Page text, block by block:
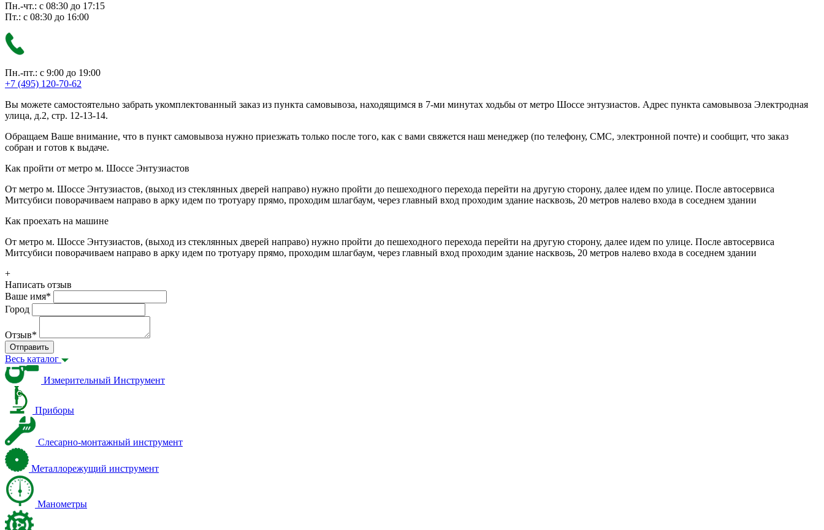
Пн.-чт.: с 08:30 до 17:15
Пт.: с 08:30 до 16:00
Пн.-пт.: с 9:00 до 19:00
+7 (495) 120-70-62
Вы можете самостоятельно забрать укомплектованный заказ из пункта самовывоза, находящимся в 7-ми минутах ходьбы от метро Шоссе энтузиастов. Адрес пункта самовывоза Электродная
улица, д.2, стр. 12-13-14.
Обращаем Ваше внимание, что в пункт самовывоза нужно приезжать только после того, как с вами свяжется наш менеджер (по телефону, СМС, электронной почте) и сообщит, что заказ
собран и готов к выдаче.
Как пройти от метро м. Шоссе Энтузиастов
От метро м. Шоссе Энтузиастов, (выход из стеклянных дверей направо) нужно пройти до пешеходного перехода перейти на другую сторону, далее идем по улице. После автосервиса
Митсубиси поворачиваем направо в арку идем по тротуару прямо, проходим шлагбаум, через главный вход проходим здание насквозь, 20 метров налево входа в соседнем здании
Как проехать на машине
От метро м. Шоссе Энтузиастов, (выход из стеклянных дверей направо) нужно пройти до пешеходного перехода перейти на другую сторону, далее идем по улице. После автосервиса
Митсубиси поворачиваем направо в арку идем по тротуару прямо, проходим шлагбаум, через главный вход проходим здание насквозь, 20 метров налево входа в соседнем здании
+
Написать отзыв
Ваше имя*
Город
Отзыв*
Отправить
Весь каталог
Измерительный Инструмент
Приборы
Слесарно-монтажный инструмент
Металлорежущий инструмент
Манометры